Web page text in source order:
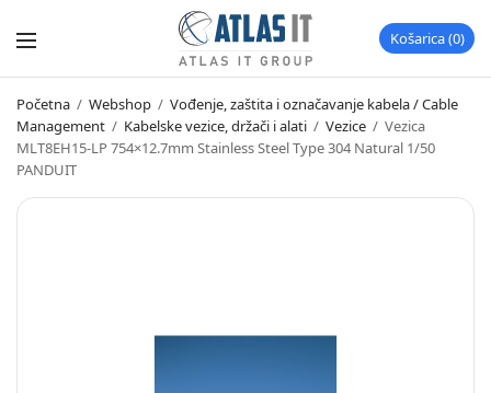
Košarica 0
Početna / Webshop / Vođenje, zaštita i označavanje kabela / Cable
Management / Kabelske vezice, držači i alati / Vezice / Vezica
MLT8EH15-LP 754×12.7mm Stainless Steel Type 304 Natural 1/50
PANDUIT